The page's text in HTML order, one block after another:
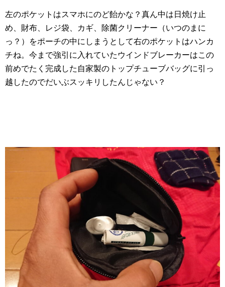
左のポケットはスマホにのど飴かな？真ん中は日焼け止
め、財布、レジ袋、カギ、除菌クリーナー（いつのまに
っ？）をポーチの中にしまうとして右のポケットはハンカ
チね。今まで強引に入れていたウインドブレーカーはこの
前めでたく完成した自家製のトップチューブバッグに引っ
越したのでだいぶスッキリしたんじゃない？